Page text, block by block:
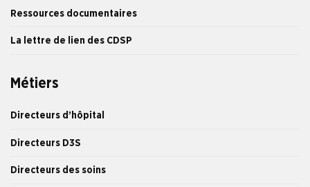
Ressources documentaires
La lettre de lien des CDSP
Métiers
Directeurs d’hôpital
Directeurs D3S
Directeurs des soins